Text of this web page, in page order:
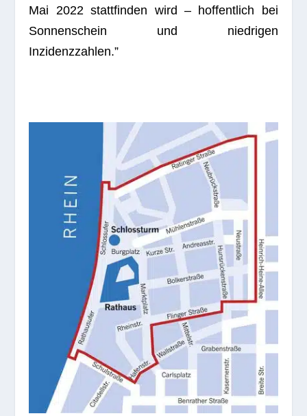
Mai 2022 statt­fin­den wird – hof­fent­lich bei
Son­nen­schein und nied­ri­gen
Inzidenzzahlen.”